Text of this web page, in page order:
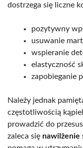
dostrzega się liczne
pozytywny
usuwanie
wspieranie
elastyczność
zapobieganie
Należy jednak
częstotliwością
prowadzić do
zaleca się nawilżenie